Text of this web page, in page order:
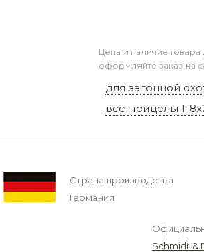
Цена и наличие
оформляйте заказ на
для загонной
все прицелы 1-
Страна производства
Германия
Schmidt &